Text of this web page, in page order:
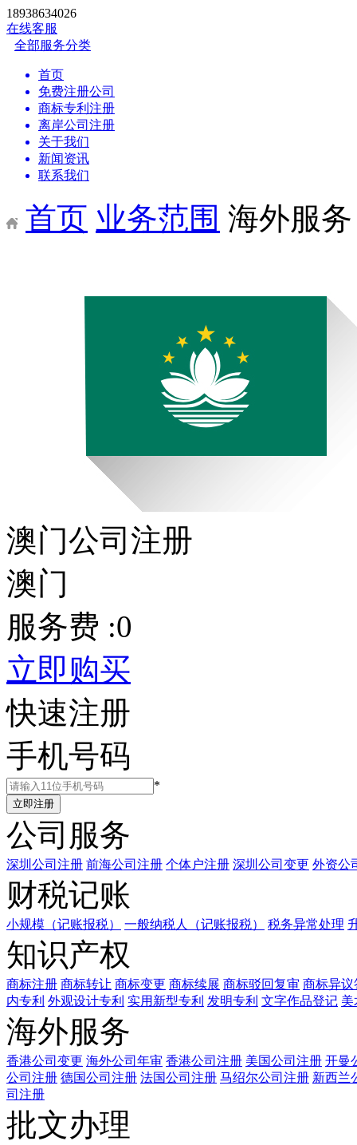
18938634026
在线客服
全部服务分类
首页
免费注册公司
商标专利注册
离岸公司注册
关于我们
新闻资讯
联系我们
首页 业务范围 海外服务
澳门公司注册
澳门
服务费 :0
立即购买
快速注册
手机号码
*
公司服务
深圳公司注册 前海公司注册 个体户注册 深圳公司变更 外资公
财税记账
小规模（记账报税） 一般纳税人（记账报税） 税务异常处理
知识产权
商标注册 商标转让 商标变更 商标续展 商标驳回复审 商标异议
内专利 外观设计专利 实用新型专利 发明专利 文字作品登记 美
海外服务
香港公司变更 海外公司年审 香港公司注册 美国公司注册 开曼
公司注册 德国公司注册 法国公司注册 马绍尔公司注册 新西兰
司注册
批文办理